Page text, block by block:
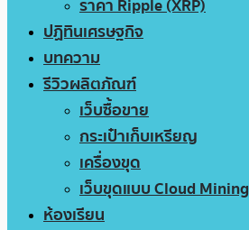
ราคา Ripple (XRP)
ปฏิทินเศรษฐกิจ
บทความ
รีวิวผลิตภัณฑ์
เว็บซื้อขาย
กระเป๋าเก็บเหรียญ
เครื่องขุด
เว็บขุดแบบ Cloud Mining
ห้องเรียน